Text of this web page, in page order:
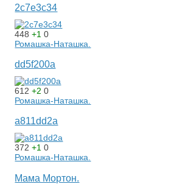
2c7e3c34
448+10
Ромашка-Наташка.
dd5f200a
612+20
Ромашка-Наташка.
a811dd2a
372+10
Ромашка-Наташка.
Мама Мортон.